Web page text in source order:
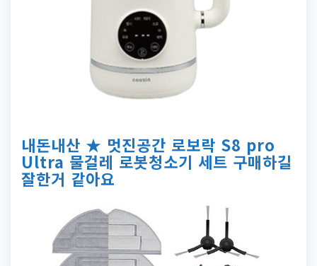
내돈내산 ★ 멋진공간 로보락 S8 pro
Ultra 물걸레 로봇청소기 세트 구매하길
잘한거 같아요